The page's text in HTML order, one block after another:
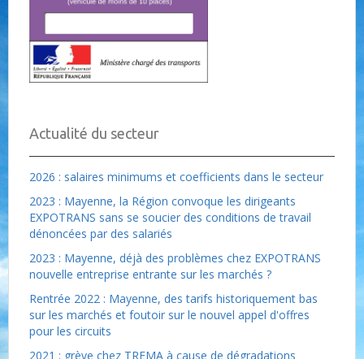
Actualité du secteur
2026 : salaires minimums et coefficients dans le secteur
2023 : Mayenne, la Région convoque les dirigeants
EXPOTRANS sans se soucier des conditions de travail
dénoncées par des salariés
2023 : Mayenne, déjà des problèmes chez EXPOTRANS
nouvelle entreprise entrante sur les marchés ?
Rentrée 2022 : Mayenne, des tarifs historiquement bas
sur les marchés et foutoir sur le nouvel appel d'offres
pour les circuits
2021 : grève chez TREMA à cause de dégradations